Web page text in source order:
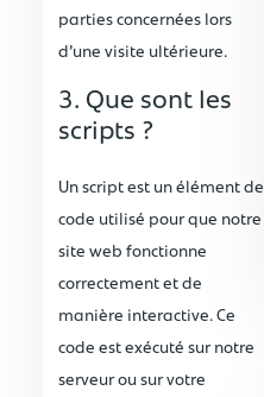
parties concernées lors
d’une visite ultérieure.
3. Que sont les
scripts ?
Un script est un élément de
code utilisé pour que notre
site web fonctionne
correctement et de
manière interactive. Ce
code est exécuté sur notre
serveur ou sur votre